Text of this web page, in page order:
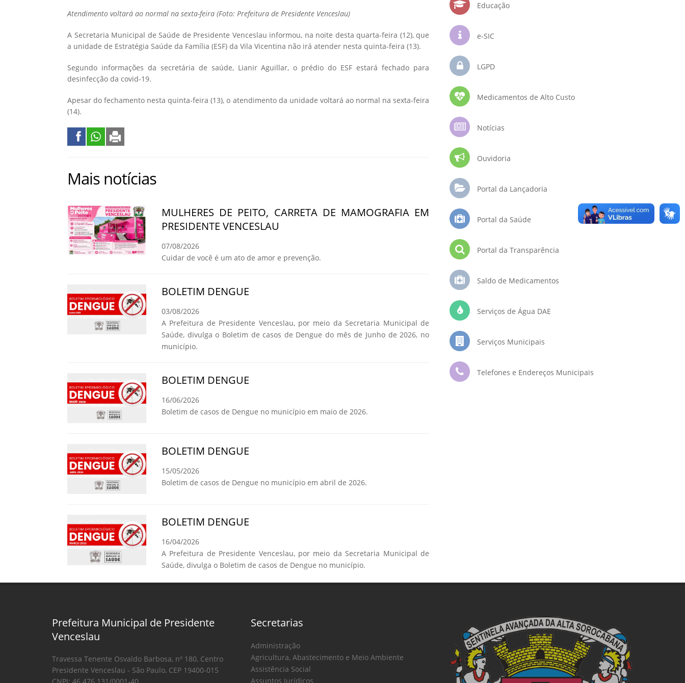
Atendimento voltará ao normal na sexta-feira (Foto: Prefeitura de Presidente Venceslau)
A Secretaria Municipal de Saúde de Presidente Venceslau informou, na noite desta quarta-feira (12), que
a unidade de Estratégia Saúde da Família (ESF) da Vila Vicentina não irá atender nesta quinta-feira (13).
Segundo informações da secretária de saúde, Lianir Aguillar, o prédio do ESF estará fechado para
desinfecção da covid-19.
Apesar do fechamento nesta quinta-feira (13), o atendimento da unidade voltará ao normal na sexta-feira
(14).
Mais notícias
MULHERES DE PEITO, CARRETA DE MAMOGRAFIA EM
PRESIDENTE VENCESLAU
07/08/2026
Cuidar de você é um ato de amor e prevenção.
BOLETIM DENGUE
03/08/2026
A Prefeitura de Presidente Venceslau, por meio da Secretaria Municipal de
Saúde, divulga o Boletim de casos de Dengue do mês de Junho de 2026, no
município.
BOLETIM DENGUE
16/06/2026
Boletim de casos de Dengue no município em maio de 2026.
BOLETIM DENGUE
15/05/2026
Boletim de casos de Dengue no município em abril de 2026.
BOLETIM DENGUE
16/04/2026
A Prefeitura de Presidente Venceslau, por meio da Secretaria Municipal de
Saúde, divulga o Boletim de casos de Dengue no município.
Educação
e-SIC
LGPD
Medicamentos de Alto Custo
Notícias
Ouvidoria
Portal da Lançadoria
Portal da Saúde
Portal da Transparência
Saldo de Medicamentos
Serviços de Água DAE
Serviços Municipais
Telefones e Endereços Municipais
Prefeitura Municipal de Presidente
Venceslau
Travessa Tenente Osvaldo Barbosa, nº 180, Centro
Presidente Venceslau - São Paulo, CEP 19400-015
Secretarias
Administração
Agricultura, Abastecimento e Meio Ambiente
Assistência Social
Assuntos Jurídicos